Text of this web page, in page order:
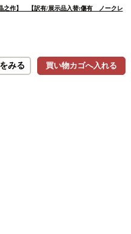
之作】 【訳有/展示品入替:傷有 ノークレ
買い物カゴへ入れる
みる